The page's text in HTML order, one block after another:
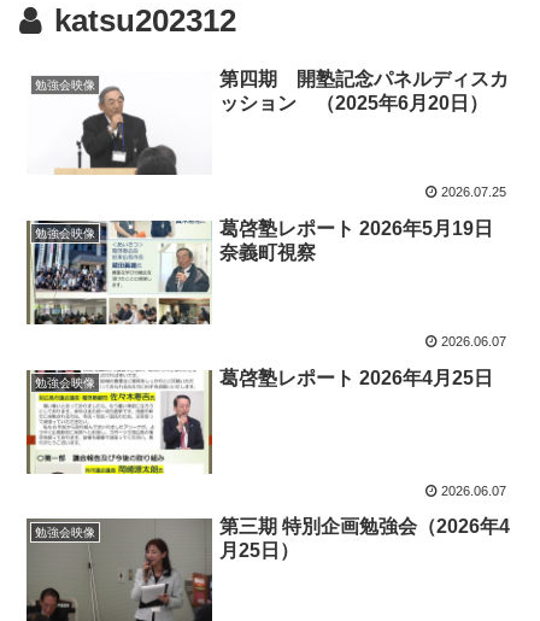
katsu202312
勉強会映像
第四期 開塾記念パネルディスカ
ッション （2025年6月20日）
2026.07.25
勉強会映像
葛啓塾レポート 2026年5月19日
奈義町視察
2026.06.07
勉強会映像 葛啓塾レポート 2026年4月25日
2026.06.07
勉強会映像
第三期 特別企画勉強会（2026年4
月25日）